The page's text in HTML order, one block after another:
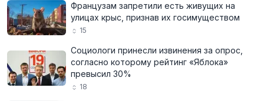
Французам запретили есть живущих на
улицах крыс, признав их госимуществом
15
Социологи принесли извинения за опрос,
согласно которому рейтинг «Яблока»
превысил 30%
18